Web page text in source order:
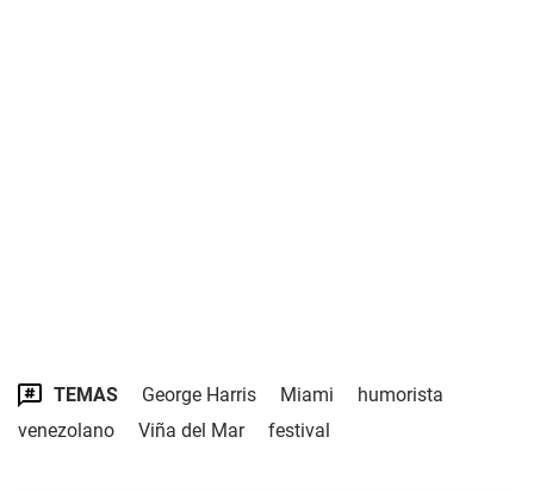
TEMAS George Harris Miami
humorista
venezolano
Viña del Mar festival